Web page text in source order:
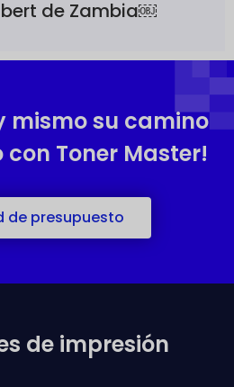
de Zambia￼
mismo su camino
Toner Master!
de presupuesto
de impresión